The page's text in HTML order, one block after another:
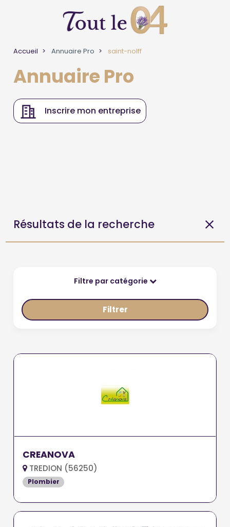
Accueil Annuaire Pro saint-nolff
Annuaire Pro
Inscrire mon entreprise
Résultats de la recherche
Filtre par catégorie
Filtrer
CREANOVA
TREDION (56250)
Plombier